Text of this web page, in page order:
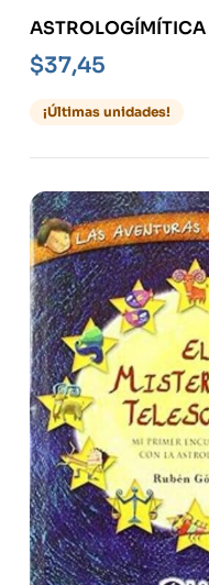
$37,45
¡Últimas unidades!